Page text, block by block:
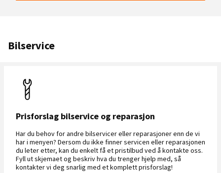
Bilservice
Prisforslag bilservice og reparasjon
Har du behov for andre bilservicer eller reparasjoner enn de vi
har i menyen? Dersom du ikke finner servicen eller reparasjonen
du leter etter, kan du enkelt få et pristilbud ved å kontakte oss.
Fyll ut skjemaet og beskriv hva du trenger hjelp med, så
kontakter vi deg snarlig med et komplett prisforslag!